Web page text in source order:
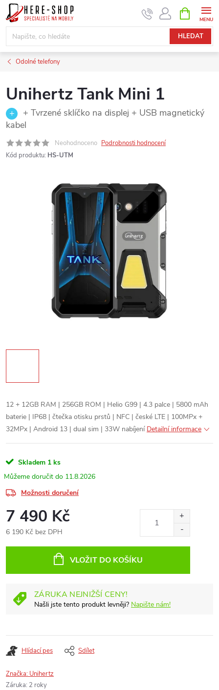
Přejít
na
obsah
HLEDAT
NÁKUPNÍ
KOŠÍK
Odolné telefony
Unihertz Tank Mini 1
+ Tvrzené sklíčko na displej + USB magnetický
kabel
Neohodnoceno Podrobnosti hodnocení
Kód produktu: HS-UTM
12 + 12GB RAM | 256GB ROM | Helio G99 | 4.3 palce | 5800 mAh
baterie | IP68 | čtečka otisku prstů | NFC | české LTE | 100MPx +
32MPx | Android 13 | dual sim | 33W nabíjení Detailní informace
Skladem 1 ks
11.8.2026
Možnosti doručení
7 490 Kč
6 190 Kč bez DPH
VLOŽIT DO KOŠÍKU
ZÁRUKA NEJNIŽŠÍ CENY!
Našli jste tento produkt levněji? Napište nám!
Hlídací pes Sdílet
Značka: Unihertz
Záruka: 2 roky